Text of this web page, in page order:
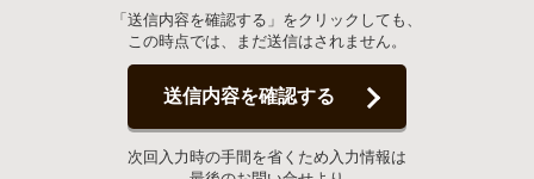
「送信内容を確認する」をクリックしても、
この時点では、まだ送信はされません。
送信内容を確認する
次回入力時の手間を省くため入力情報は